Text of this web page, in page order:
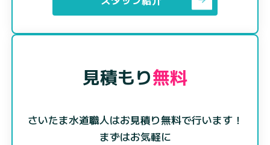
見積もり無料
さいたま水道職人はお見積り無料で行います！
まずはお気軽に